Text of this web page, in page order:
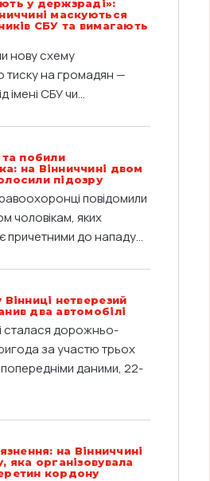
у держзраді»:
маскуються
СБУ та вимагають
нову схему
тиску на громадян —
імені СБУ чи...
та побили
на Вінниччині двом
підозру
повідомили
чоловікам, яких
причетними до нападу...
нетверезий
два автомобілі
сталася дорожньо-
за участю трьох
попередніми даними, 22-
на Вінниччині
яка організовувала
кордону